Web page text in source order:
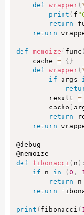
def
wrapper(
print ( f
return
return
def memoize ( func )
    cache
= {}
def
wrapper(
if args
        result
=
        cache
[
return
return
@debug
def
fibonacci ( n ) :
if n in (0 , 1
return
n
return
print ( fibonacci (